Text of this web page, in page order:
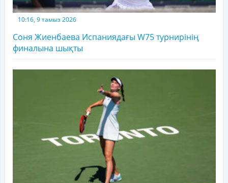
10:16, 9 тамыз 2026
Соня Жиенбаева Испаниядағы W75 турнирінің
финалына шықты